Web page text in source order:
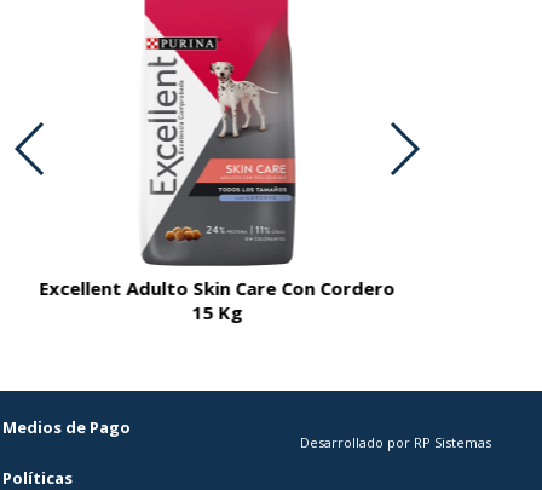
Excellent Adulto Skin Care Con Cordero
15 Kg
Medios de Pago
Políticas
Desarrollado por RP Sistemas